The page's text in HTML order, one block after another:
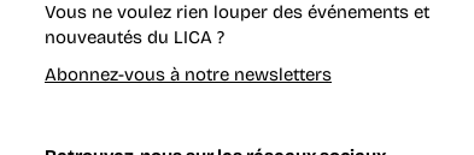
Vous ne voulez rien louper des événements et
nouveautés du LICA ?
Abonnez-vous à notre newsletters